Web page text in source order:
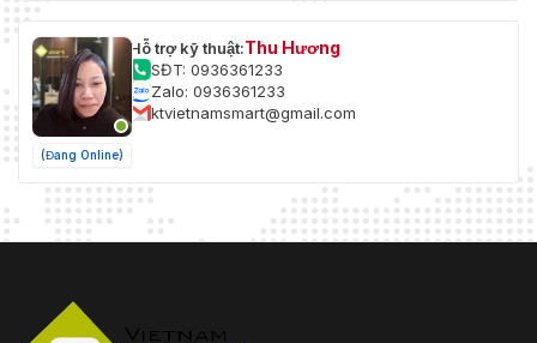
(Đang Online)
Hỗ trợ kỹ thuật:Thu Hương
SĐT: 0936361233
Zalo: 0936361233
ktvietnamsmart@gmail.com